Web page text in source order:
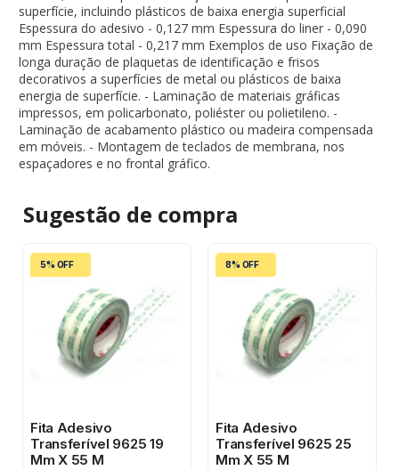
superfície, incluindo plásticos de baixa energia superficial
Espessura do adesivo - 0,127 mm Espessura do liner - 0,090
mm Espessura total - 0,217 mm Exemplos de uso Fixação de
longa duração de plaquetas de identificação e frisos
decorativos a superfícies de metal ou plásticos de baixa
energia de superfície. - Laminação de materiais gráficas
impressos, em policarbonato, poliéster ou polietileno. -
Laminação de acabamento plástico ou madeira compensada
em móveis. - Montagem de teclados de membrana, nos
espaçadores e no frontal gráfico.
Sugestão de compra
5% OFF
Fita Adesivo
Transferível 9625 19
Mm X 55 M
8% OFF
Fita Adesivo
Transferível 9625 25
Mm X 55 M